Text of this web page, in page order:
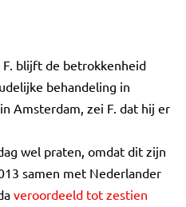
blijft de betrokkenheid
behandeling in
Amsterdam, zei F. dat hij er
wel praten, omdat dit zijn
samen met Nederlander
veroordeeld tot zestien